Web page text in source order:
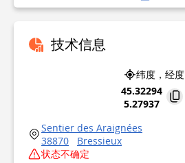
技术信息
纬度，经度
45.32294
5.27937
Sentier des Araignées
38870
Bressieux
状态不确定